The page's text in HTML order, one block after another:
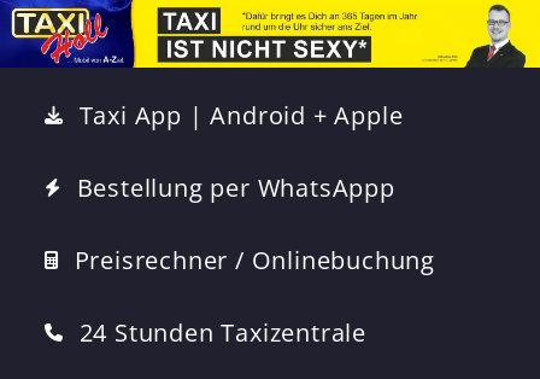
Taxi App | Android + Apple
Bestellung per WhatsAppp
Preisrechner / Onlinebuchung
24 Stunden Taxizentrale